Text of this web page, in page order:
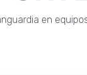
en